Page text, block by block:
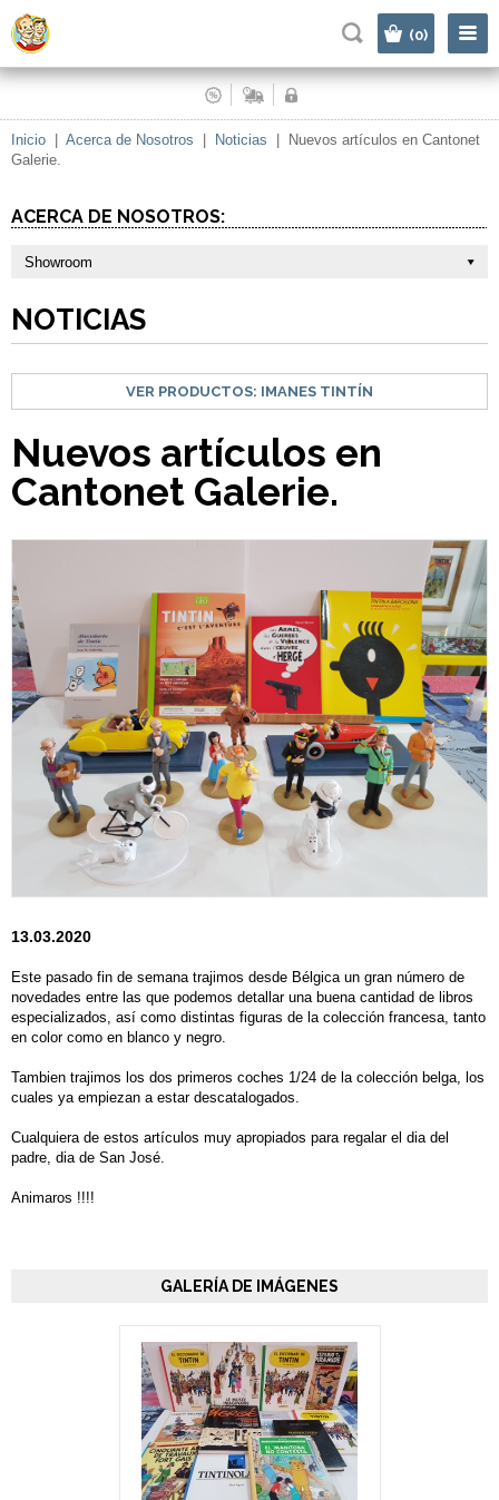
(0)
Inicio Acerca de Nosotros Noticias
Nuevos artículos en Cantonet
Galerie.
ACERCA DE NOSOTROS:
Showroom
NOTICIAS
VER PRODUCTOS: IMANES TINTÍN
Nuevos artículos en
Cantonet Galerie.
13.03.2020
Este pasado fin de semana trajimos desde Bélgica un gran número de
novedades entre las que podemos detallar una buena cantidad de libros
especializados, así como distintas figuras de la colección francesa, tanto
en color como en blanco y negro.
Tambien trajimos los dos primeros coches 1/24 de la colección belga, los
cuales ya empiezan a estar descatalogados.
Cualquiera de estos artículos muy apropiados para regalar el dia del
padre, dia de San José.
Animaros !!!!
GALERÍA DE IMÁGENES